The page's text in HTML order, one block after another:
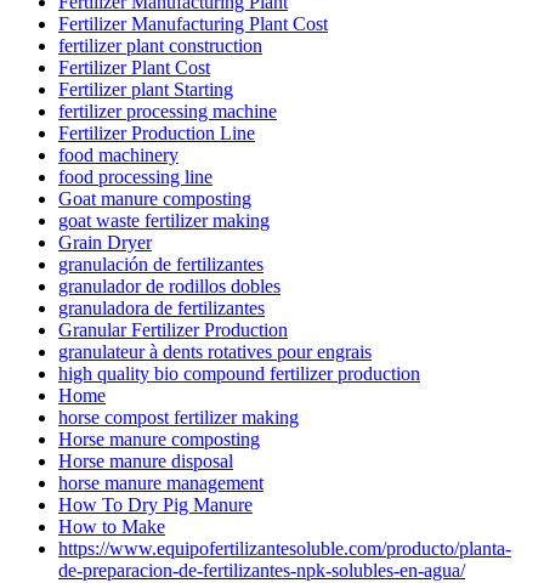
Fertilizer Manufacturing Plant Cost
fertilizer plant construction
Fertilizer Plant Cost
Fertilizer plant Starting
fertilizer processing machine
Fertilizer Production Line
food machinery
food processing line
Goat manure composting
goat waste fertilizer making
Grain Dryer
granulación de fertilizantes
granulador de rodillos dobles
granuladora de fertilizantes
Granular Fertilizer Production
granulateur à dents rotatives pour engrais
high quality bio compound fertilizer production
Home
horse compost fertilizer making
Horse manure composting
Horse manure disposal
horse manure management
How To Dry Pig Manure
How to Make
https://www.equipofertilizantesoluble.com/producto/planta-
de-preparacion-de-fertilizantes-npk-solubles-en-agua/